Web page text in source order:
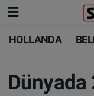
HOLLANDA
HOLLANDA
BELÇİKA
HOLLANDA
BELÇİKA
Nöbetçi
Hava Durumu